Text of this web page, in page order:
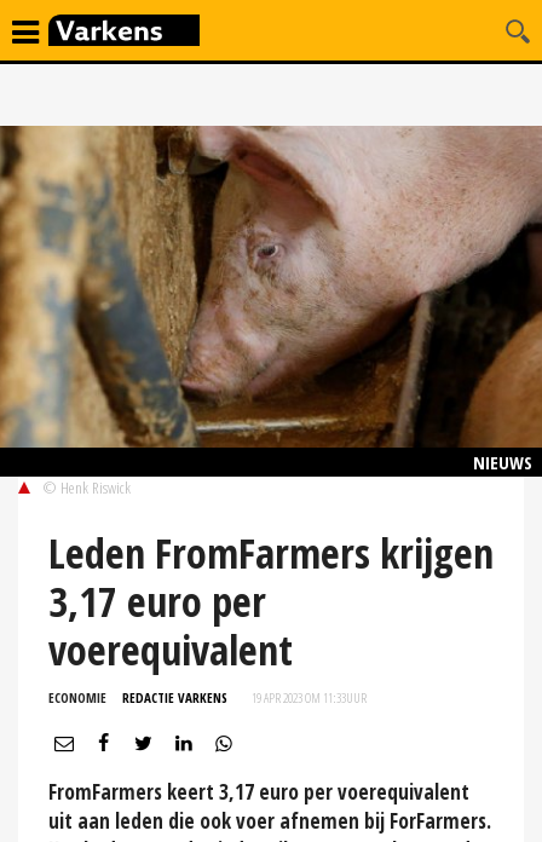
NIEUWS
© Henk Riswick
Leden FromFarmers krijgen
3,17 euro per
voerequivalent
ECONOMIE REDACTIE VARKENS 19 APR 2023 OM 11:33UUR
FromFarmers keert 3,17 euro per voerequivalent
uit aan leden die ook voer afnemen bij ForFarmers.